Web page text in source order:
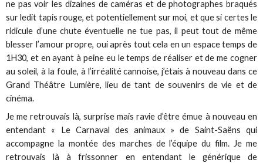
ne pas voir les dizaines de caméras et de photographes braqués
sur ledit tapis rouge, et potentiellement sur moi, et que si certes le
ridicule d’une chute éventuelle ne tue pas, il peut tout de même
blesser l’amour propre, oui après tout cela en un espace temps de
1H30, et en ayant à peine eu le temps de réaliser et de me cogner
au soleil, à la foule, à l’irréalité cannoise, j’étais à nouveau dans ce
Grand Théâtre Lumière, lieu de tant de souvenirs de vie et de
cinéma.
Je me retrouvais là, surprise mais ravie d’être émue à nouveau en
entendant « Le Carnaval des animaux » de Saint-Saëns qui
accompagne la montée des marches de l’équipe du film. Je me
retrouvais là à frissonner en entendant le générique de